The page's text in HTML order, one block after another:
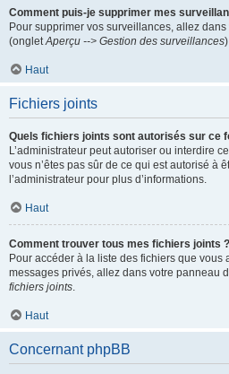
Comment puis-je supprimer mes
Pour supprimer vos surveillances, allez
(ongletAperçu --> Gestion des surveillances
Haut
Fichiers joints
Quels fichiers joints sont autorisés sur ce
L’administrateur peut autoriser ou interdire
vous n’êtes pas sûr de ce qui est autorisé à
l’administrateur pour plus d’informations.
Haut
Comment trouver tous mes fichiers joints ?
Pour accéder à la liste des fichiers que vous
messages privés, allez dans votre panneau
fichiers joints.
Haut
Concernant phpBB